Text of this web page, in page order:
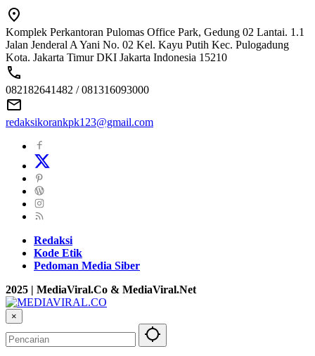
Komplek Perkantoran Pulomas Office Park, Gedung 02 Lantai. 1.1
Jalan Jenderal A Yani No. 02 Kel. Kayu Putih Kec. Pulogadung
Kota. Jakarta Timur DKI Jakarta Indonesia 15210
082182641482 / 081316093000
redaksikorankpk123@gmail.com
Redaksi
Kode Etik
Pedoman Media Siber
2025 | MediaViral.Co & MediaViral.Net
×